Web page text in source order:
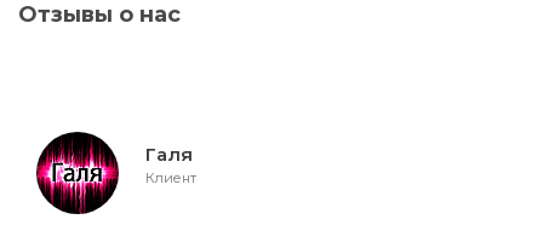
Отзывы о нас
Галя
Клиент